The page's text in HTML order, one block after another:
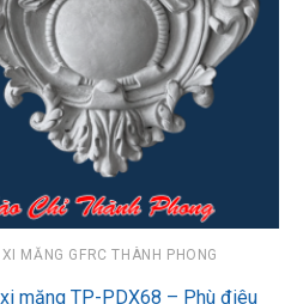
MĂNG GFRC THÀNH PHONG
măng TP-PDX68 – Phù điêu